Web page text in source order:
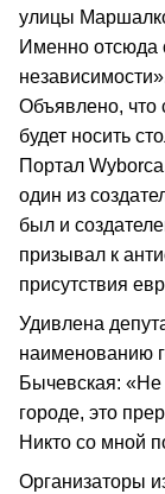
улицы
Именно отсюда
Объявлено, что
будет носить
Портал
один из
был и
призывал к
присутствия
Удивлена
наименованию
Бычевская: «Не
городе, это
Никто со мной
Организаторы